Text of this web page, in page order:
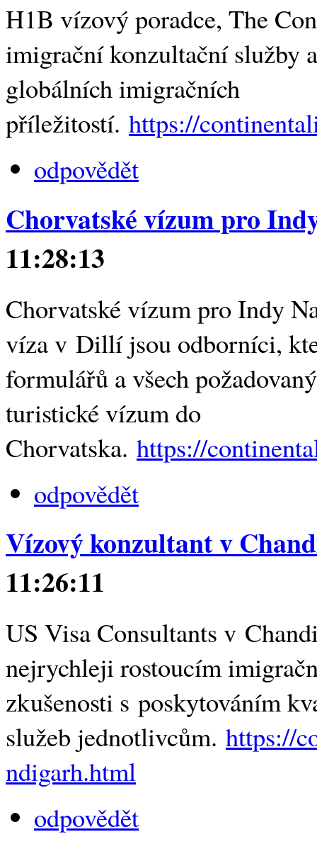
H1B vízový poradce, The
imigrační konzultační služby
globálních imigračních
příležitostí. https://
odpovědět
Chorvatské vízum pro
11:28:13
Chorvatské vízum pro Indy
víza v Dillí jsou odborníci,
formulářů a všech
turistické vízum do
Chorvatska. https://
odpovědět
Vízový konzultant v
11:26:11
US Visa Consultants v
nejrychleji rostoucím
zkušenosti s poskytováním
služeb jednotlivcům. https://
ndigarh.html
odpovědět